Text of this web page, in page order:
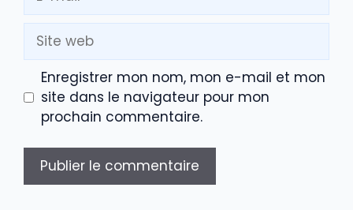
mail
Site
web
Enregistrer mon nom, mon e-mail et mon
site dans le navigateur pour mon
prochain commentaire.